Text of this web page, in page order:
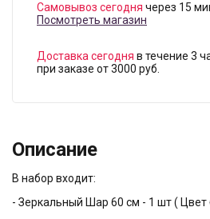
Самовывоз сегодня через 15
Посмотреть магазин
Доставка сегодня в течение 3
при заказе от 3000 руб.
Описание
В набор входит:
- Зеркальный Шар 60 см - 1 шт ( Цвет